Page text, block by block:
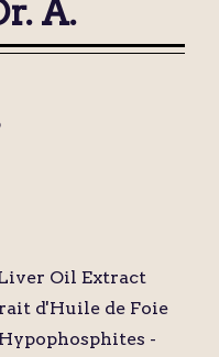
A.
Oil Extract
d'Huile de Foie
-